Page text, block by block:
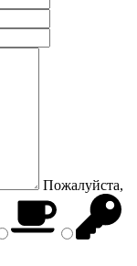
Пожалуйста,